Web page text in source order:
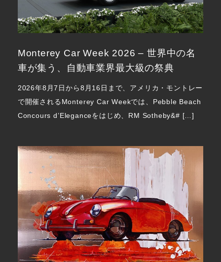
Monterey Car Week 2026 – 世界中の名
車が集う、自動車業界最大級の祭典
2026年8月7日から8月16日まで、アメリカ・モントレー
で開催されるMonterey Car Weekでは、Pebble Beach
Concours d’Eleganceをはじめ、RM Sotheby&# […]